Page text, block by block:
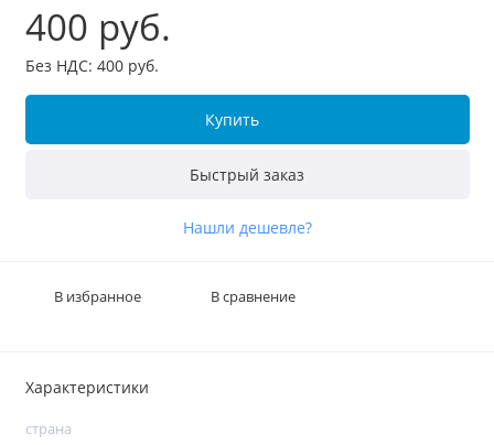
400 руб.
Без НДС: 400 руб.
Купить
Быстрый заказ
Нашли дешевле?
В избранное В сравнение
Характеристики
страна